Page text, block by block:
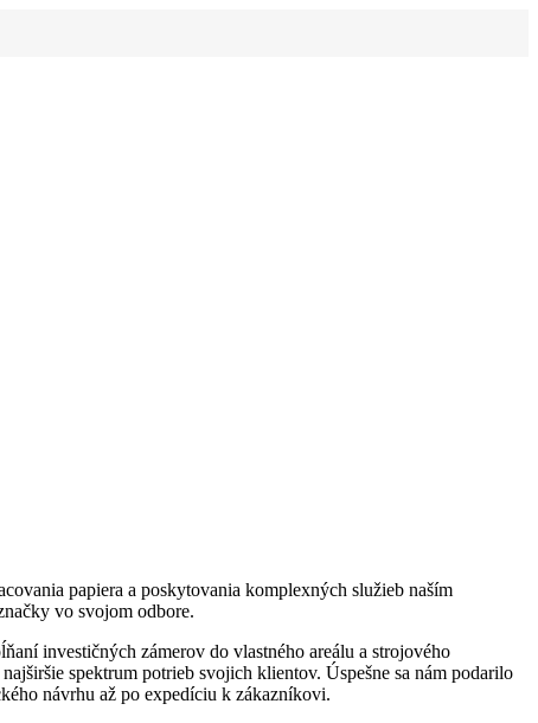
papiera a poskytovania komplexných služieb naším
vo svojom odbore.
investičných zámerov do vlastného areálu a strojového
spektrum potrieb svojich klientov. Úspešne sa nám podarilo
návrhu až po expedíciu k zákazníkovi.